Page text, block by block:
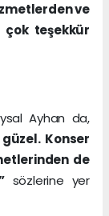
ve
teşekkür
Ayhan da,
Konser
de
sözlerine yer